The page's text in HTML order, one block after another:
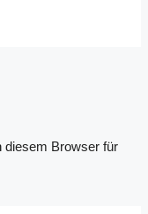
diesem Browser für